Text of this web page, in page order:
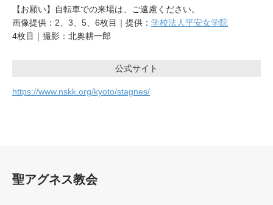
【お願い】自転車での来場は、ご遠慮ください。
画像提供：2、3、5、6枚目｜提供： 学校法人平安女学院
4枚目｜撮影：北奥耕一郎
公式サイト
https://www.nskk.org/kyoto/stagnes/
聖アグネス教会